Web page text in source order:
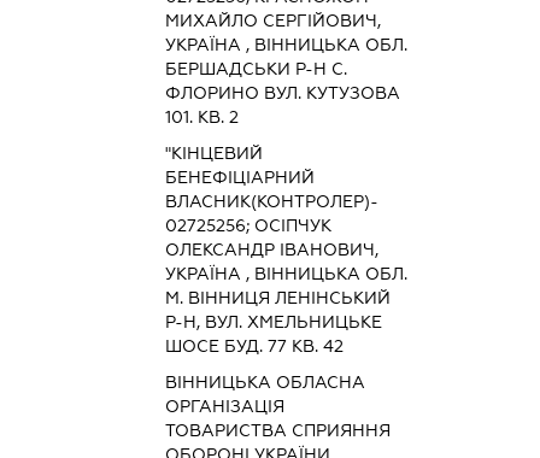
МИХАЙЛО СЕРГІЙОВИЧ,
УКРАЇНА , ВІННИЦЬКА ОБЛ.
БЕРШАДСЬКИ Р-Н С.
ФЛОРИНО ВУЛ. КУТУЗОВА
101. КВ. 2
"КІНЦЕВИЙ
БЕНЕФІЦІАРНИЙ
ВЛАСНИК(КОНТРОЛЕР)-
02725256; ОСІПЧУК
ОЛЕКСАНДР ІВАНОВИЧ,
УКРАЇНА , ВІННИЦЬКА ОБЛ.
М. ВІННИЦЯ ЛЕНІНСЬКИЙ
Р-Н, ВУЛ. ХМЕЛЬНИЦЬКЕ
ШОСЕ БУД. 77 КВ. 42
ВІННИЦЬКА ОБЛАСНА
ОРГАНІЗАЦІЯ
ТОВАРИСТВА СПРИЯННЯ
ОБОРОНІ УКРАЇНИ